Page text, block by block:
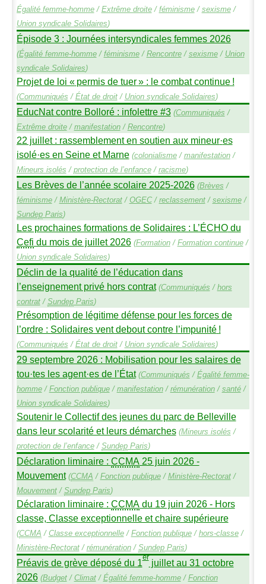
Égalité femme-homme/ Extrême droite/ féminisme/ sexisme/
Union syndicale Solidaires)
Épisode 3 : Journées intersyndicales femmes 2026
(Égalité femme-homme/ féminisme/ Rencontre/ sexisme/ Union
syndicale Solidaires)
Projet de loi « permis de tuer» : le combat continue !
(Communiqués / État de droit/ Union syndicale Solidaires)
EducNat contre Bolloré : infolettre #3 (Communiqués /
Extrême droite/ manifestation/ Rencontre)
22 juillet : rassemblement en soutien aux mineur·es
isolé·es en Seine et Marne (colonialisme/ manifestation/
Mineurs isolés / protection de l’enfance/ racisme)
Les Brèves de l’année scolaire 2025-2026 (Brèves /
féminisme/ Ministère-Rectorat/ OGEC/ reclassement/ sexisme/
SundepParis)
Les prochaines formations de Solidaires : L’ÉCHOdu
Cefi du mois de juillet 2026 (Formation/ Formation continue/
Union syndicale Solidaires)
Déclin de la qualité de l’éducation dans
l’enseignement privé hors contrat (Communiqués / hors
contrat/ SundepParis)
Présomption de légitime défense pour les forces de
l’ordre : Solidaires vent debout contre l’impunité !
(Communiqués / État de droit/ Union syndicale Solidaires)
29 septembre 2026 : Mobilisation pour les salaires de
tou·tes les agent·es de l’État (Communiqués / Égalité femme-
homme/ Fonction publique/ manifestation/ rémunération/ santé/
Union syndicale Solidaires)
Soutenir le Collectif des jeunes du parc de Belleville
dans leur scolarité et leurs démarches (Mineurs isolés /
protection de l’enfance/ SundepParis)
Déclaration liminaire : CCMA 25 juin 2026 -
Mouvement (CCMA / Fonction publique/ Ministère-Rectorat/
Mouvement/ SundepParis)
Déclaration liminaire : CCMAdu 19 juin 2026 - Hors
classe, Classe exceptionnelle et chaire supérieure
(CCMA / Classe exceptionnelle/ Fonction publique/ hors-classe/
Ministère-Rectorat/ rémunération/ SundepParis)
Préavis de grève déposé du 1erjuillet au 31 octobre
2026 (Budget/ Climat/ Égalité femme-homme/ Fonction